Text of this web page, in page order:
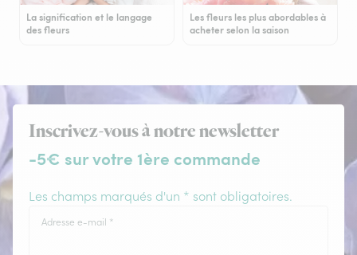
La signification et le langage
des fleurs
Les fleurs les plus abordables à
acheter selon la saison
Inscrivez-vous à notre newsletter
-5€ sur votre 1ère commande
Les champs marqués d'un * sont obligatoires.
Adresse e-mail *